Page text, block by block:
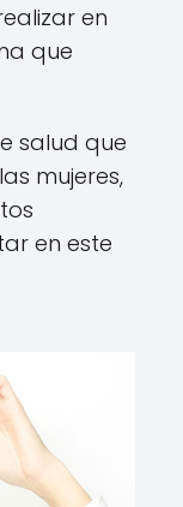
en
que
salud que
mujeres,
en este